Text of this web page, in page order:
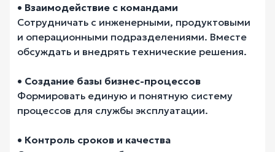
• Взаимодействие с командами
Сотрудничать с инженерными, продуктовыми
и операционными подразделениями. Вместе
обсуждать и внедрять технические решения.
• Создание базы бизнес-процессов
Формировать единую и понятную систему
процессов для службы эксплуатации.
• Контроль сроков и качества